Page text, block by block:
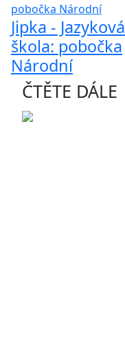
Jipka - Jazyková
škola: pobočka
Národní
ČTĚTE DÁLE